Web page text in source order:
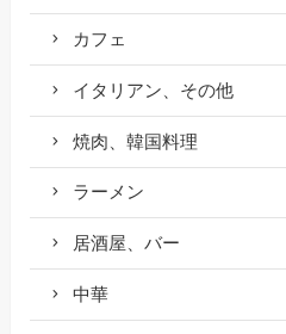
カフェ
イタリアン、その他
焼肉、韓国料理
ラーメン
居酒屋、バー
中華